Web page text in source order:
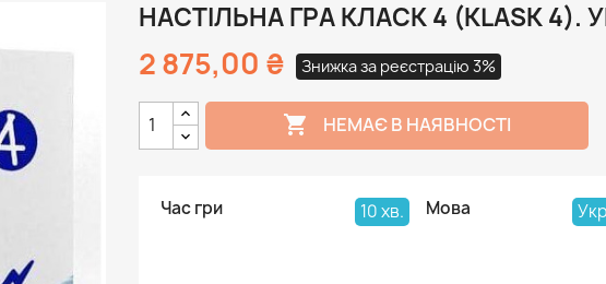
НАСТІЛЬНА ГРА КЛАСК 4 (KLASK 4).
2 875,00 ₴ Знижка за реєстрацію 3%
 НЕМАЄ В НАЯВНОСТІ
Час гри 10 хв. Мова